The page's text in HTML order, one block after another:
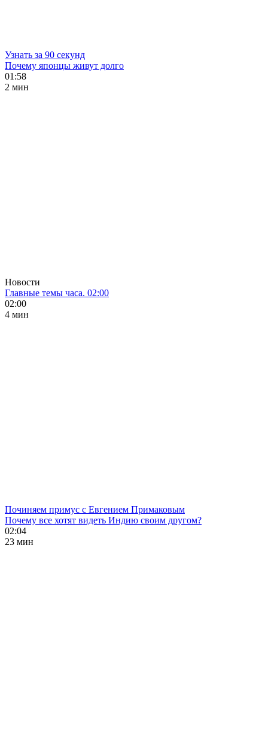
Узнать за 90 секунд
Почему японцы живут долго
01:58
2 мин
Новости
Главные темы часа. 02:00
02:00
4 мин
Починяем примус с Евгением Примаковым
Почему все хотят видеть Индию своим другом?
02:04
23 мин